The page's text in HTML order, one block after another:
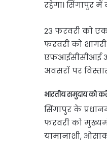
रहेगा। सिंगापुर
23 फरवरी को
फरवरी को
एफआईसीसीआई
अवसरों पर
भारतीय समुदाय को
सिंगापुर के
फरवरी को
यामानाशी,